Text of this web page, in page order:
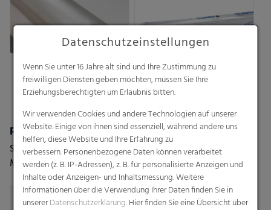
RKW ProVent®
Selbstentlüftende Säcke.
Maximaler Schutz für
feuchtigkeitsempfindliche,
pulvrige Güter.
Erleben Sie die neue
Dimension flexibler
Verpackung mit RKW
Horizon MDO-PE Folien -
Datenschutzeinstellungen
Wenn Sie unter 16 Jahre alt sind und Ihre Zustimmung zu
freiwilligen Diensten geben möchten, müssen Sie Ihre
Erziehungsberechtigten um Erlaubnis bitten.
Wir verwenden Cookies und andere Technologien auf unserer
Website. Einige von ihnen sind essenziell, während andere uns
helfen, diese Website und Ihre Erfahrung zu
verbessern. Personenbezogene Daten können verarbeitet
werden (z. B. IP-Adressen), z. B. für personalisierte Anzeigen und
Inhalte oder Anzeigen- und Inhaltsmessung. Weitere
Informationen über die Verwendung Ihrer Daten finden Sie in
unsererDatenschutzerklärung. Hier finden Sie eine Übersicht über